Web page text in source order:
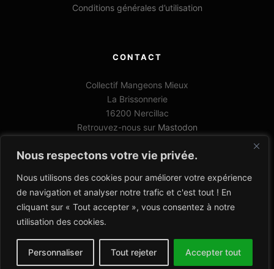
Nous respectons votre vie privée.
Nous utilisons des cookies pour améliorer votre expérience
de navigation et analyser notre trafic et c'est tout ! En
cliquant sur « Tout accepter », vous consentez à notre
utilisation des cookies.
Personnaliser Tout rejeter Accepter tout
Conditions générales d’utilisation
CONTACT
Collectif Mangeons Mieux
La Brissonnerie
16200 Nercillac
Retrouvez-nous sur Mastodon
06 78 33 68 02